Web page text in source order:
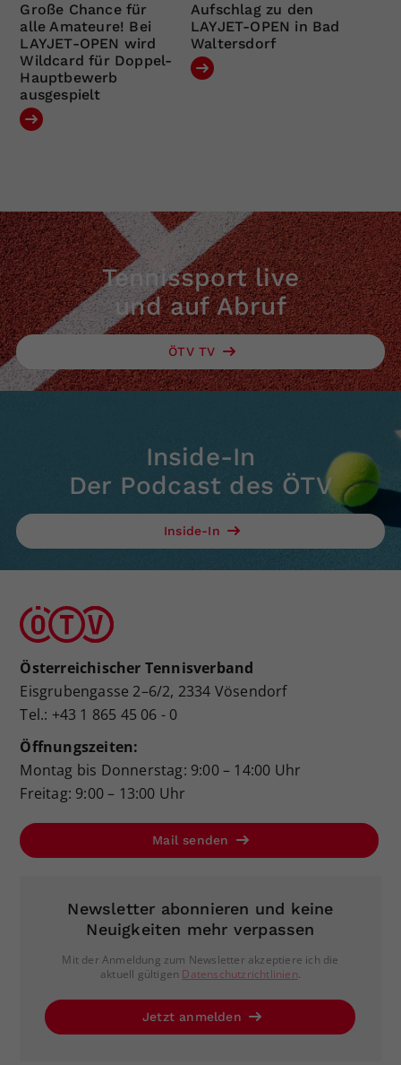
Große Chance für
alle Amateure! Bei
LAYJET-OPEN wird
Wildcard für Doppel-
Hauptbewerb
ausgespielt
Aufschlag zu den
LAYJET-OPEN in Bad
Waltersdorf
Tennissport live
und auf Abruf
ÖTV TV
Inside-In
Der Podcast des ÖTV
Inside-In
Österreichischer Tennisverband
Eisgrubengasse 2–6/2, 2334 Vösendorf
Tel.: +43 1 865 45 06 - 0
Öffnungszeiten:
Montag bis Donnerstag: 9:00 – 14:00 Uhr
Freitag: 9:00 – 13:00 Uhr
Mail senden
Newsletter abonnieren und keine
Neuigkeiten mehr verpassen
Mit der Anmeldung zum Newsletter akzeptiere ich die
aktuell gültigen Datenschutzrichtlinien.
Jetzt anmelden